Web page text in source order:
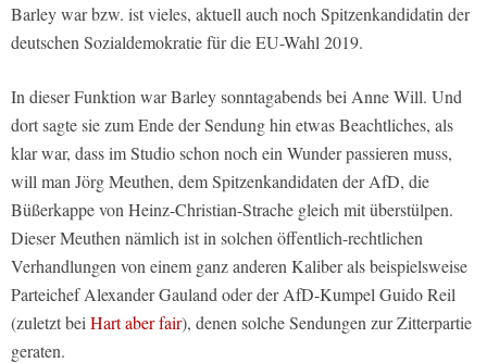
Barley war bzw. ist vieles, aktuell auch noch Spitzenkandidatin der
deutschen Sozialdemokratie für die EU-Wahl 2019.
In dieser Funktion war Barley sonntagabends bei Anne Will. Und
dort sagte sie zum Ende der Sendung hin etwas Beachtliches, als
klar war, dass im Studio schon noch ein Wunder passieren muss,
will man Jörg Meuthen, dem Spitzenkandidaten der AfD, die
Büßerkappe von Heinz-Christian-Strache gleich mit überstülpen.
Dieser Meuthen nämlich ist in solchen öffentlich-rechtlichen
Verhandlungen von einem ganz anderen Kaliber als beispielsweise
Parteichef Alexander Gauland oder der AfD-Kumpel Guido Reil
(zuletzt bei Hart aber fair), denen solche Sendungen zur Zitterpartie
geraten.